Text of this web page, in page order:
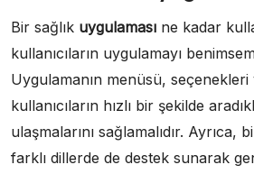
Bir sağlık uygulaması ne kadar
kullanıcıların uygulamayı
Uygulamanın menüsü,
kullanıcıların hızlı bir şekilde
ulaşmalarını sağlamalıdır. Ayrıca,
farklı dillerde de destek sunarak